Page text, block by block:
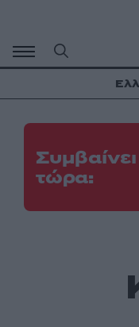
περιεχόμενο
Συμβαίνει
τώρα: